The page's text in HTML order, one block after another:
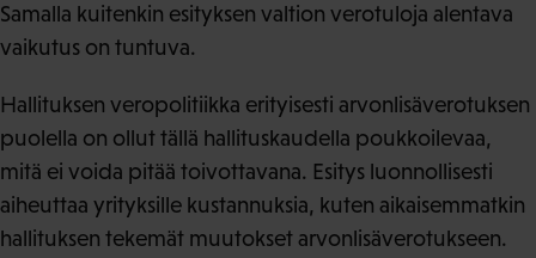
Samalla kuitenkin esityksen valtion verotuloja alentava
vaikutus on tuntuva.
Hallituksen veropolitiikka erityisesti arvonlisäverotuksen
puolella on ollut tällä hallituskaudella poukkoilevaa,
mitä ei voida pitää toivottavana. Esitys luonnollisesti
aiheuttaa yrityksille kustannuksia, kuten aikaisemmatkin
hallituksen tekemät muutokset arvonlisäverotukseen.